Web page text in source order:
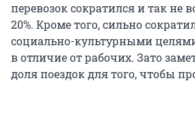
перевозок сократился и так не
20%. Кроме того, сильно
социально-культурными
в отличие от рабочих. Зато
доля поездок для того, чтобы